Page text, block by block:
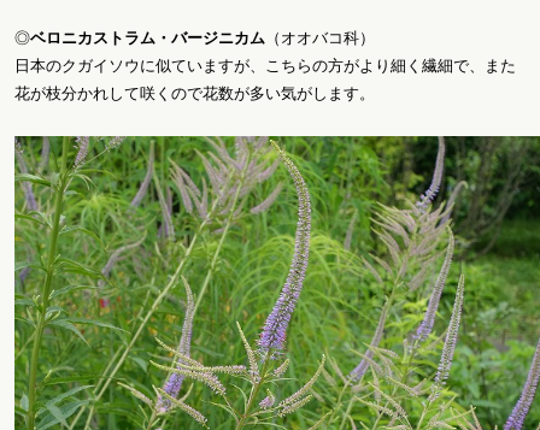
◎ベロニカストラム・バージニカム （オオバコ科）
日本のクガイソウに似ていますが、こちらの方がより細く繊細で、また
花が枝分かれして咲くので花数が多い気がします。